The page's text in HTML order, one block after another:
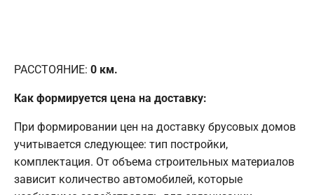
РАССТОЯНИЕ: 0 км.
Как формируется цена на доставку:
При формировании цен на доставку брусовых домов
учитывается следующее: тип постройки,
комплектация. От объема строительных материалов
зависит количество автомобилей, которые